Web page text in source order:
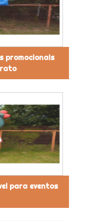
promocionais
para eventos